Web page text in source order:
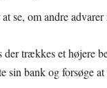
se, om andre advarer
trækkes et højere
sin bank og forsøge